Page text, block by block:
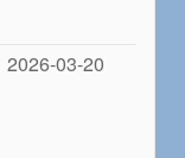
2026-03-20